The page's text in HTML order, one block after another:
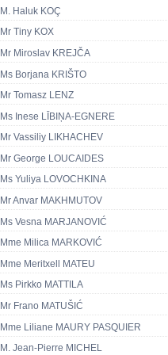
M. Haluk KOÇ
Mr Tiny KOX
Mr Miroslav KREJČA
Ms Borjana KRIŠTO
Mr Tomasz LENZ
Ms Inese LĪBIŅA-EGNERE
Mr Vassiliy LIKHACHEV
Mr George LOUCAIDES
Ms Yuliya LOVOCHKINA
Mr Anvar MAKHMUTOV
Ms Vesna MARJANOVIĆ
Mme Milica MARKOVIĆ
Mme Meritxell MATEU
Ms Pirkko MATTILA
Mr Frano MATUŠIĆ
Mme Liliane MAURY PASQUIER
M. Jean-Pierre MICHEL